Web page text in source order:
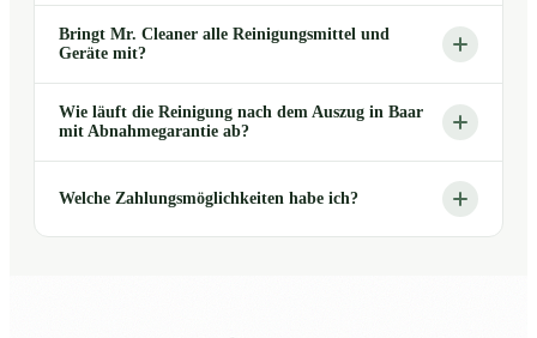
Bringt Mr. Cleaner alle Reinigungsmittel und
Geräte mit?
Wie läuft die Reinigung nach dem Auszug in Baar
mit Abnahmegarantie ab?
Welche Zahlungsmöglichkeiten habe ich?